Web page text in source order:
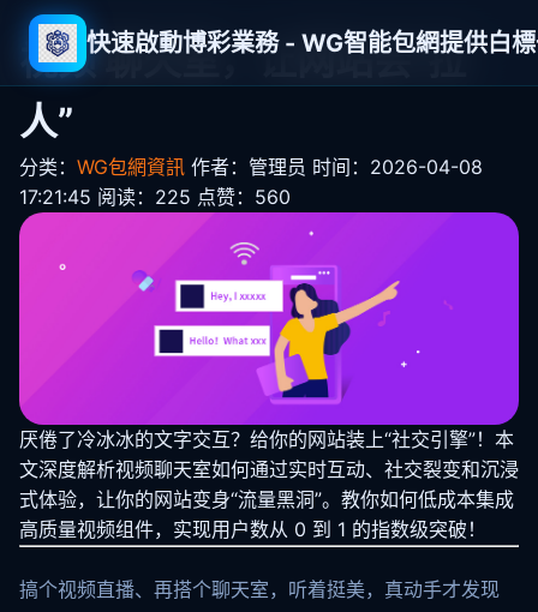
快速啟動博彩業務 - WG智能包網提供白
视频 聊天室，让网站会“拉
人”
分类： WG包網資訊 作者：管理员 时间：2026-04-08
17:21:45 阅读：225 点赞：560
厌倦了冷冰冰的文字交互？给你的网站装上“社交引擎”！本
文深度解析视频聊天室如何通过实时互动、社交裂变和沉浸
式体验，让你的网站变身“流量黑洞”。教你如何低成本集成
高质量视频组件，实现用户数从 0 到 1 的指数级突破！
搞个视频直播、再搭个聊天室，听着挺美，真动手才发现